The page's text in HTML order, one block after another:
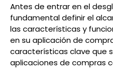
Antes de entrar en el
fundamental definir el
las características y
en su aplicación de
características clave que
aplicaciones de compras